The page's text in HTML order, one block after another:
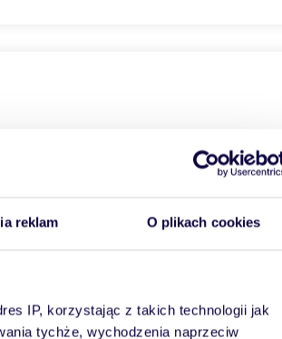
reklam O plikach cookies
IP, korzystając z takich technologii jak
tychże, wychodzenia naprzeciw
m², usytuowane na 3. piętrze w 8-